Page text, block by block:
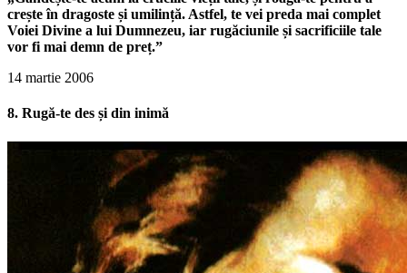
crește în dragoste și umilință. Astfel, te vei preda mai complet
Voiei Divine a lui Dumnezeu, iar rugăciunile și sacrificiile tale
vor fi mai demn de preț.”
14 martie 2006
8. Rugă-te des și din inimă